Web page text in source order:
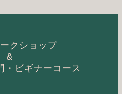
クショップ
&
・ビギナーコース